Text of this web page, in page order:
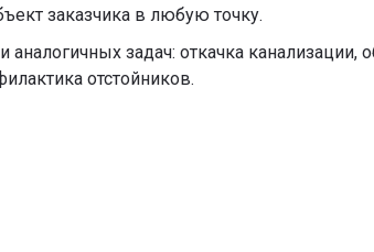
заказчика в любую точку.
задач: откачка канализации,
отстойников.